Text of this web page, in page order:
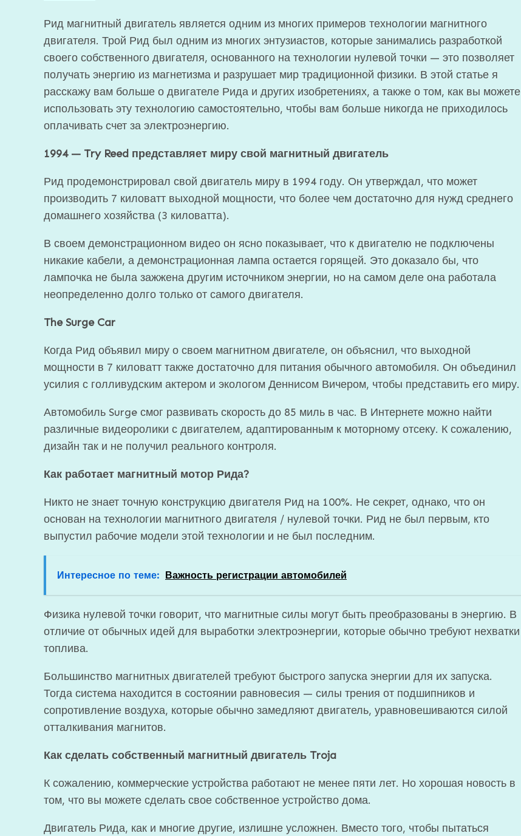
Рид магнитный двигатель является одним из многих примеров технологии магнитного
двигателя. Трой Рид был одним из многих энтузиастов, которые занимались разработкой
своего собственного двигателя, основанного на технологии нулевой точки — это позволяет
получать энергию из магнетизма и разрушает мир традиционной физики. В этой статье я
расскажу вам больше о двигателе Рида и других изобретениях, а также о том, как вы можете
использовать эту технологию самостоятельно, чтобы вам больше никогда не приходилось
оплачивать счет за электроэнергию.
1994 — Try Reed представляет миру свой магнитный двигатель
Рид продемонстрировал свой двигатель миру в 1994 году. Он утверждал, что может
производить 7 киловатт выходной мощности, что более чем достаточно для нужд среднего
домашнего хозяйства (3 киловатта).
В своем демонстрационном видео он ясно показывает, что к двигателю не подключены
никакие кабели, а демонстрационная лампа остается горящей. Это доказало бы, что
лампочка не была зажжена другим источником энергии, но на самом деле она работала
неопределенно долго только от самого двигателя.
The Surge Car
Когда Рид объявил миру о своем магнитном двигателе, он объяснил, что выходной
мощности в 7 киловатт также достаточно для питания обычного автомобиля. Он объединил
усилия с голливудским актером и экологом Деннисом Вичером, чтобы представить его миру.
Автомобиль Surge смог развивать скорость до 85 миль в час. В Интернете можно найти
различные видеоролики с двигателем, адаптированным к моторному отсеку. К сожалению,
дизайн так и не получил реального контроля.
Как работает магнитный мотор Рида?
Никто не знает точную конструкцию двигателя Рид на 100%. Не секрет, однако, что он
основан на технологии магнитного двигателя / нулевой точки. Рид не был первым, кто
выпустил рабочие модели этой технологии и не был последним.
Интересное по теме: Важность регистрации автомобилей
Физика нулевой точки говорит, что магнитные силы могут быть преобразованы в энергию. В
отличие от обычных идей для выработки электроэнергии, которые обычно требуют нехватки
топлива.
Большинство магнитных двигателей требуют быстрого запуска энергии для их запуска.
Тогда система находится в состоянии равновесия — силы трения от подшипников и
сопротивление воздуха, которые обычно замедляют двигатель, уравновешиваются силой
отталкивания магнитов.
Как сделать собственный магнитный двигатель Troja
К сожалению, коммерческие устройства работают не менее пяти лет. Но хорошая новость в
том, что вы можете сделать свое собственное устройство дома.
Двигатель Рида, как и многие другие, излишне усложнен. Вместо того, чтобы пытаться